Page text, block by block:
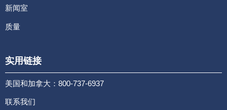
新闻室
质量
实用链接
美国和加拿大：800-737-6937
联系我们